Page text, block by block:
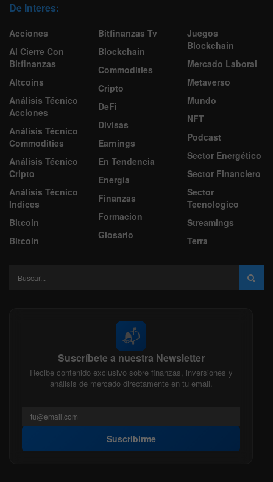
De Interes:
Acciones
Al Cierre Con
Bitfinanzas
Altcoins
Análisis Técnico
Acciones
Análisis Técnico
Commodities
Análisis Técnico
Cripto
Análisis Técnico
Indices
Bitcoin
Bitcoin
Bitfinanzas Tv
Blockchain
Commodities
Cripto
DeFi
Divisas
Earnings
En Tendencia
Energía
Finanzas
Formacion
Glosario
Juegos
Blockchain
Mercado Laboral
Metaverso
Mundo
NFT
Podcast
Sector Energético
Sector Financiero
Sector
Tecnologico
Streamings
Terra
📬
Suscríbete a nuestra Newsletter
Recibe contenido exclusivo sobre finanzas, inversiones y
análisis de mercado directamente en tu email.
Suscribirme